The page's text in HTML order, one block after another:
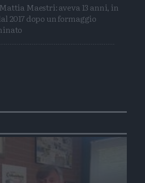
Maestri: aveva 13 anni, in
2017 dopo un formaggio